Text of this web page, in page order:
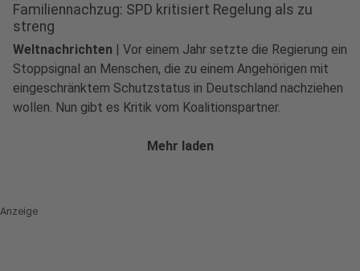
Familiennachzug: SPD kritisiert Regelung als zu
streng
Weltnachrichten | Vor einem Jahr setzte die Regierung ein
Stoppsignal an Menschen, die zu einem Angehörigen mit
eingeschränktem Schutzstatus in Deutschland nachziehen
wollen. Nun gibt es Kritik vom Koalitionspartner.
Mehr laden
Anzeige